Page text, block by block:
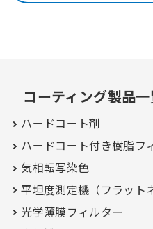
コーティング製品
ハードコート剤
ハードコート付き樹脂フ
気相転写染色
平坦度測定機（フラット
光学薄膜フィルター